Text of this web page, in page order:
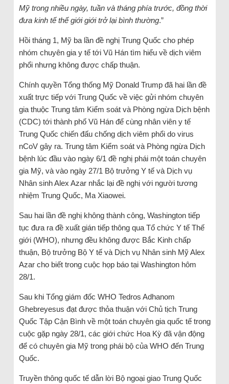
Mỹ trong nhiều ngày, tuần và tháng phía trước, đồng thời
đưa kinh tế thế giới giới trở lại bình thường.”
Hồi tháng 1, Mỹ ba lần đề nghị Trung Quốc cho phép
nhóm chuyên gia y tế tới Vũ Hán tìm hiểu về dịch viêm
phổi nhưng không được chấp thuận.
Chính quyền Tổng thống Mỹ Donald Trump đã hai lần đề
xuất trực tiếp với Trung Quốc về việc gửi nhóm chuyên
gia thuộc Trung tâm Kiểm soát và Phòng ngừa Dịch bệnh
(CDC) tới thành phố Vũ Hán để cùng nhân viên y tế
Trung Quốc chiến đấu chống dịch viêm phổi do virus
nCoV gây ra. Trung tâm Kiểm soát và Phòng ngừa Dịch
bệnh lúc đầu vào ngày 6/1 đề nghị phái một toán chuyên
gia Mỹ, và vào ngày 27/1 Bộ trưởng Y tế và Dịch vụ
Nhân sinh Alex Azar nhắc lại đề nghị với người tương
nhiệm Trung Quốc, Ma Xiaowei.
Sau hai lần đề nghị không thành công, Washington tiếp
tục đưa ra đề xuất gián tiếp thông qua Tổ chức Y tế Thế
giới (WHO), nhưng đều không được Bắc Kinh chấp
thuận, Bộ trưởng Bộ Y tế và Dịch vụ Nhân sinh Mỹ Alex
Azar cho biết trong cuộc họp báo tại Washington hôm
28/1.
Sau khi Tổng giám đốc WHO Tedros Adhanom
Ghebreyesus đạt được thỏa thuận với Chủ tịch Trung
Quốc Tập Cận Bình về một toán chuyên gia quốc tế trong
cuộc gặp ngày 28/1, các giới chức Hoa Kỳ đã vận động
để có chuyên gia Mỹ trong phái bộ của WHO đến Trung
Quốc.
Truyền thông quốc tế dẫn lời Bộ ngoại giao Trung Quốc